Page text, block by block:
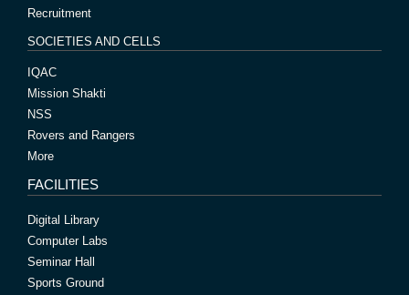
Recruitment
SOCIETIES AND CELLS
IQAC
Mission Shakti
NSS
Rovers and Rangers
More
FACILITIES
Digital Library
Computer Labs
Seminar Hall
Sports Ground